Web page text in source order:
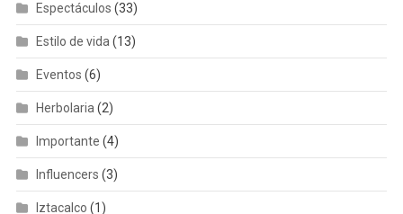
Espectáculos (33)
Estilo de vida (13)
Eventos (6)
Herbolaria (2)
Importante (4)
Influencers (3)
Iztacalco (1)